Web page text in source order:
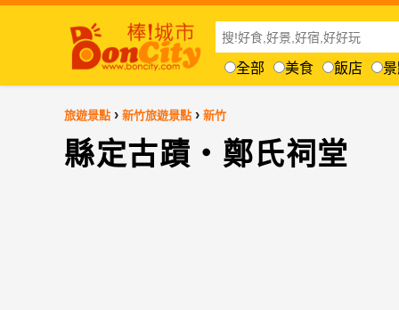
全部 美食 飯店
旅遊景點 › 新竹旅遊景點 › 新竹
縣定古蹟‧鄭氏祠堂